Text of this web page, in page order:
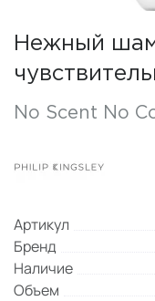
Нежный
No Scent No
Артикул
Бренд
Наличие
Объем